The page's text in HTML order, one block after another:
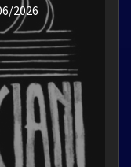
2026